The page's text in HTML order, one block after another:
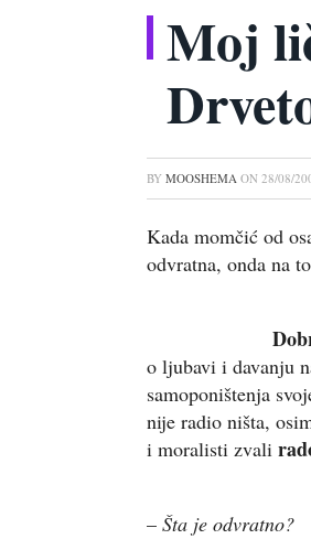
Moj
BY MOOSHEMA ON 28/08/
Kada momčić od
odvratna, onda na
o ljubavi i davanju
samoponištenja
nije radio ništa,
i moralisti zvali
– Šta je odvratno?